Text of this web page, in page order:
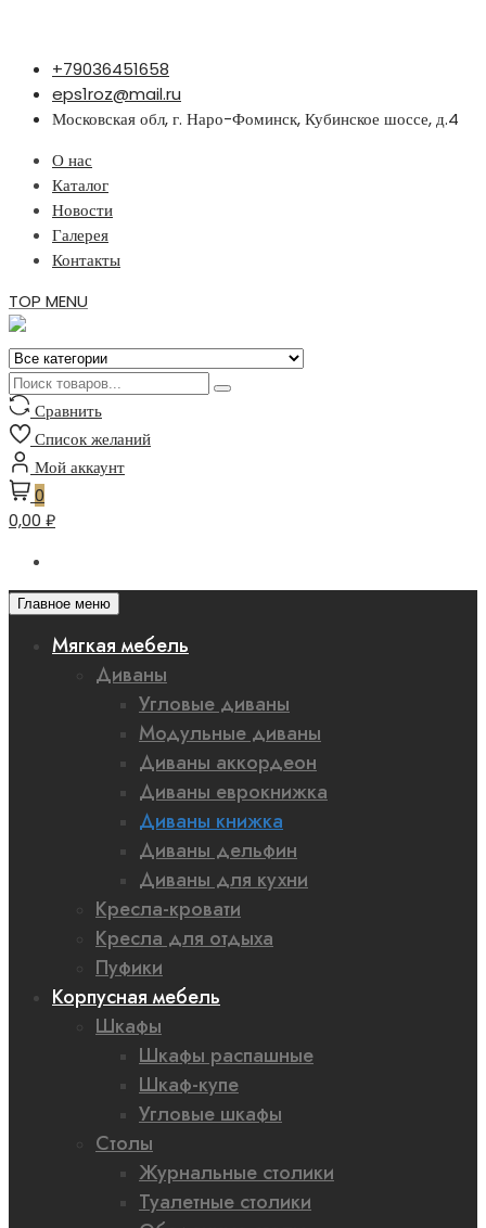
Перейти
содержимому
+79036451658
eps1roz@mail.ru
Московская обл, г. Наро-Фоминск, Кубинское шоссе, д.4
О нас
Каталог
Новости
Галерея
Контакты
TOP MENU
Сравнить
Список желаний
Мой аккаунт
0
0,00 ₽
Главное меню
Мягкая мебель
Диваны
Угловые диваны
Модульные диваны
Диваны аккордеон
Диваны еврокнижка
Диваны книжка
Диваны дельфин
Диваны для кухни
Кресла-кровати
Кресла для отдыха
Пуфики
Корпусная мебель
Шкафы
Шкафы распашные
Шкаф-купе
Угловые шкафы
Столы
Журнальные столики
Туалетные столики